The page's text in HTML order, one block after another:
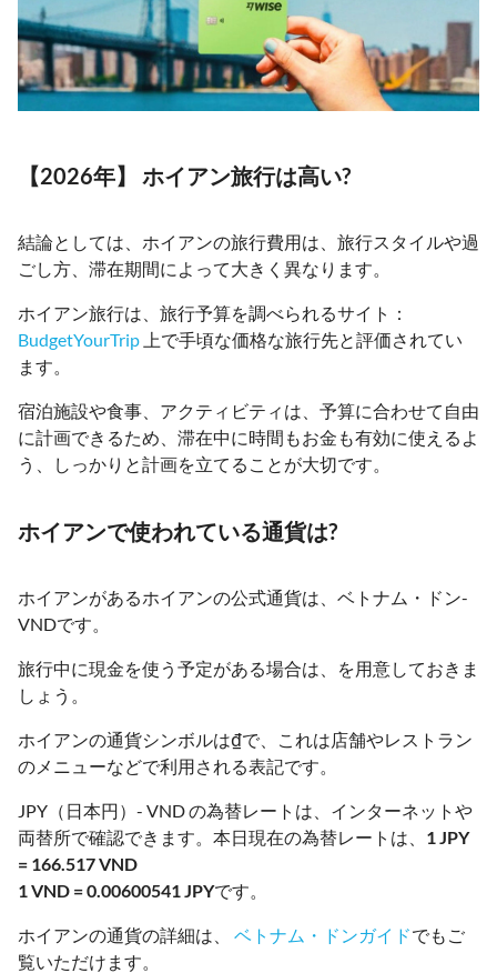
【2026年】 ホイアン旅行は高い?
結論としては、ホイアンの旅行費用は、旅行スタイルや過
ごし方、滞在期間によって大きく異なります。
ホイアン旅行は、旅行予算を調べられるサイト：
BudgetYourTrip 上で手頃な価格な旅行先と評価されてい
ます。
宿泊施設や食事、アクティビティは、予算に合わせて自由
に計画できるため、滞在中に時間もお金も有効に使えるよ
う、しっかりと計画を立てることが大切です。
ホイアンで使われている通貨は?
ホイアンがあるホイアンの公式通貨は、ベトナム・ドン-
VNDです。
旅行中に現金を使う予定がある場合は、を用意しておきま
しょう。
ホイアンの通貨シンボルは₫で、これは店舗やレストラン
のメニューなどで利用される表記です。
JPY（日本円）- VND の為替レートは、インターネットや
両替所で確認できます。本日現在の為替レートは、 1 JPY
= 166.517 VND
1 VND = 0.00600541 JPYです。
ホイアンの通貨の詳細は、 ベトナム・ドンガイドでもご
覧いただけます。